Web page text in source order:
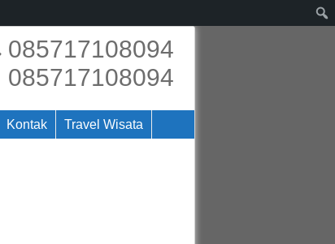
085717108094
085717108094
Kontak Travel Wisata